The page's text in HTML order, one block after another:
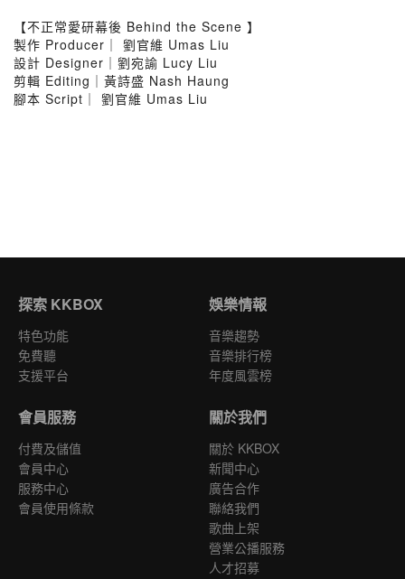
【不正常愛研幕後 Behind the Scene 】
製作 Producer｜ 劉官維 Umas Liu
設計 Designer｜劉宛諭 Lucy Liu
剪輯 Editing｜黃詩盛 Nash Haung
腳本 Script｜ 劉官維 Umas Liu
探索 KKBOX
特色功能
免費聽
支援平台
娛樂情報
音樂趨勢
音樂排行榜
年度風雲榜
會員服務
付費及儲值
會員中心
服務中心
會員使用條款
關於我們
關於 KKBOX
新聞中心
廣告合作
聯絡我們
歌曲上架
營業公播服務
人才招募